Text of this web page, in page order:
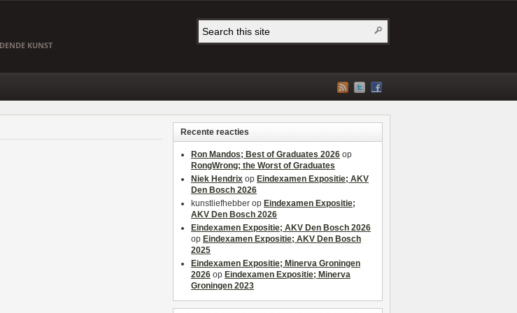
KUNST
Recente reacties
Ron Mandos; Best of Graduates 2026 op
RongWrong; the Worst of Graduates
Niek Hendrix op Eindexamen Expositie; AKV
Den Bosch 2026
kunstliefhebber op Eindexamen Expositie;
AKV Den Bosch 2026
Eindexamen Expositie; AKV Den Bosch 2026
op Eindexamen Expositie; AKV Den Bosch
2025
Eindexamen Expositie; Minerva Groningen
2026 op Eindexamen Expositie; Minerva
Groningen 2023